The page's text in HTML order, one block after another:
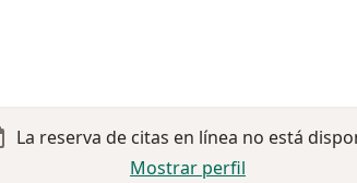
La reserva de citas en línea no está
Mostrar perfil